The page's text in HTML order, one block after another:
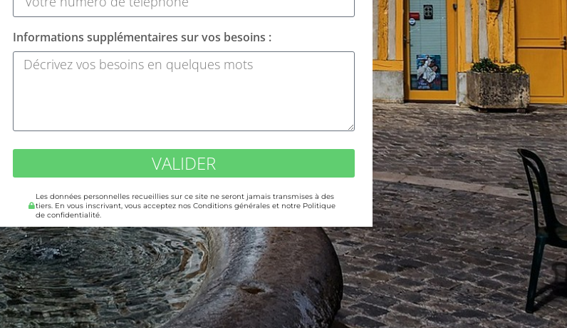
Informations supplémentaires sur vos besoins :
VALIDER
Les données personnelles recueillies sur ce site ne seront jamais transmises à des
tiers. En vous inscrivant, vous acceptez nos Conditions générales et notre Politique
de confidentialité.